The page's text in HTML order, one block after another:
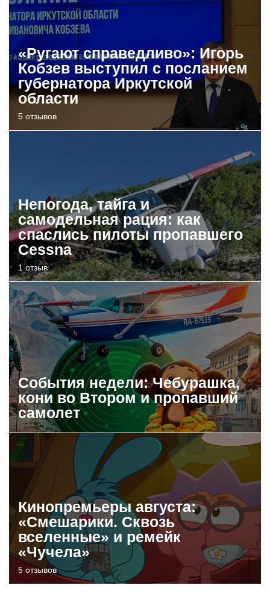
«Ругают справедливо»: Игорь
Кобзев выступил с посланием
губернатора Иркутской
области
5 отзывов
Непогода, тайга и
самодельная рация: как
спаслись пилоты пропавшего
Cessna
1 отзыв
События недели: Чебурашка,
кони во Втором и пропавший
самолет
Кинопремьеры августа:
«Смешарики. Сквозь
вселенные» и ремейк
«Чучела»
5 отзывов